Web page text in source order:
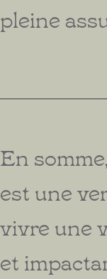
pleine
En
est une
vivre une
et